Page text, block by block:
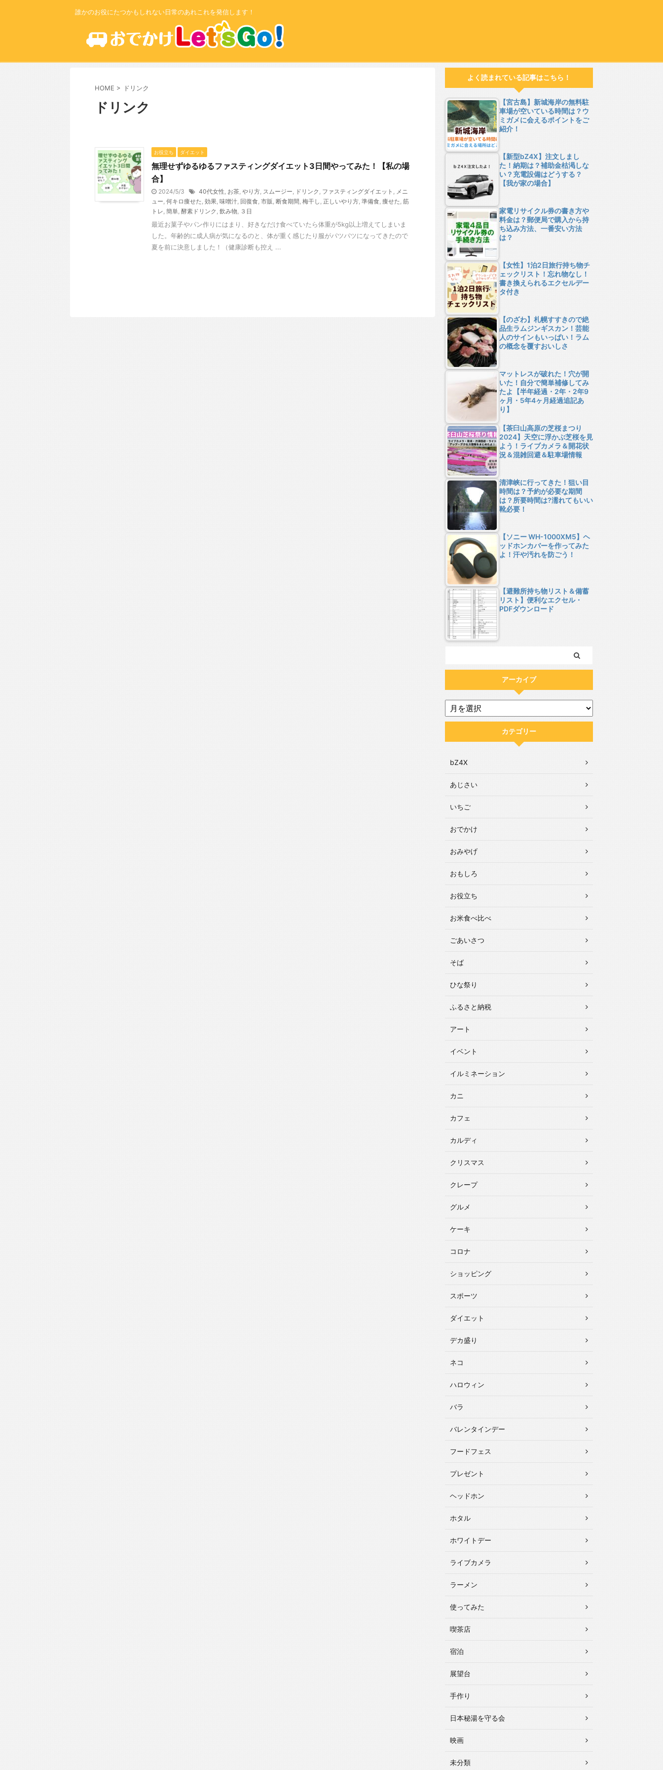
誰かのお役にたつかもしれない日常のあれこれを発信します！
HOME > ドリンク
ドリンク
お役立ち ダイエット
無理せずゆるゆるファスティングダイエット3日間やってみた！【私の場
合】
2024/5/3 40代女性, お茶, やり方, スムージー, ドリンク , ファスティングダイエット , メニ
ュー, 何キロ痩せた, 効果, 味噌汁, 回復食, 市販, 断食期間, 梅干し , 正しいやり方, 準備食, 痩せた, 筋
トレ, 簡単, 酵素ドリンク , 飲み物, ３日
最近お菓子やパン作りにはまり、好きなだけ食べていたら体重が5kg以上増えてしまいま
した。年齢的に成人病が気になるのと、体が重く感じたり服がパツパツになってきたので
夏を前に決意しました！（健康診断も控え ...
よく読まれている記事はこちら！
【宮古島】新城海岸の無料駐
車場が空いている時間は？ウ
ミガメに会えるポイントをご
紹介！
【新型bZ4X】注文しまし
た！納期は？補助金枯渇しな
い？充電設備はどうする？
【我が家の場合】
家電リサイクル券の書き方や
料金は？郵便局で購入から持
ち込み方法、一番安い方法
は？
【女性】1泊2日旅行持ち物チ
ェックリスト！忘れ物なし！
書き換えられるエクセルデー
タ付き
【のざわ】札幌すすきので絶
品生ラムジンギスカン！芸能
人のサインもいっぱい！ラム
の概念を覆すおいしさ
マットレスが破れた！穴が開
いた！自分で簡単補修してみ
たよ【半年経過・2年・2年9
ヶ月・5年4ヶ月経過追記あ
り】
【茶臼山高原の芝桜まつり
2024】天空に浮かぶ芝桜を見
よう！ライブカメラ＆開花状
況＆混雑回避＆駐車場情報
清津峡に行ってきた！狙い目
時間は？予約が必要な期間
は？所要時間は?濡れてもいい
靴必要！
【ソニー WH-1000XM5】ヘ
ッドホンカバーを作ってみた
よ！汗や汚れを防ごう！
【避難所持ち物リスト＆備蓄
リスト】便利なエクセル・
PDFダウンロード
アーカイブ
カテゴリー
bZ4X
あじさい
いちご
おでかけ
おみやげ
おもしろ
お役立ち
お米食べ比べ
ごあいさつ
そば
ひな祭り
ふるさと納税
アート
イベント
イルミネーション
カニ
カフェ
カルディ
クリスマス
クレープ
グルメ
ケーキ
コロナ
ショッピング
スポーツ
ダイエット
デカ盛り
ネコ
ハロウィン
バラ
バレンタインデー
フードフェス
プレゼント
ヘッドホン
ホタル
ホワイトデー
ライブカメラ
ラーメン
使ってみた
喫茶店
宿泊
展望台
手作り
日本秘湯を守る会
映画
未分類